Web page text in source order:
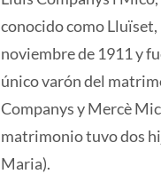
conocido como Lluïset,
noviembre de 1911 y
único varón del
Companys y Mercè
matrimonio tuvo dos
Maria).